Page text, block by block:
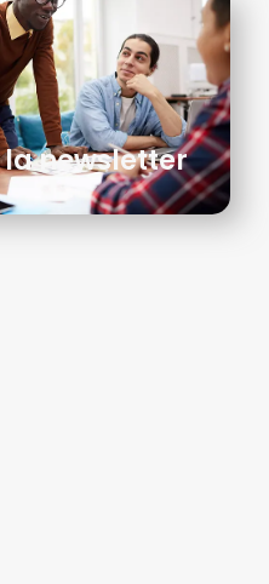
newsletter